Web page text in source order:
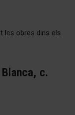
les obres dins els
c.